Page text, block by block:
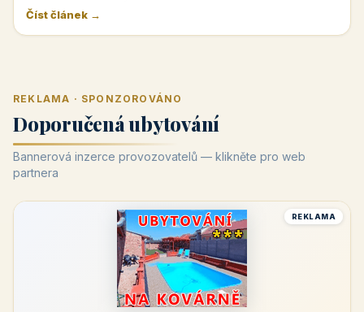
Číst článek →
REKLAMA · SPONZOROVÁNO
Doporučená ubytování
Bannerová inzerce provozovatelů — klikněte pro web
partnera
REKLAMA